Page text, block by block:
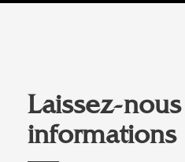
Laissez-
informations